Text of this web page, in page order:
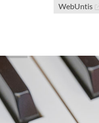
WebUntis